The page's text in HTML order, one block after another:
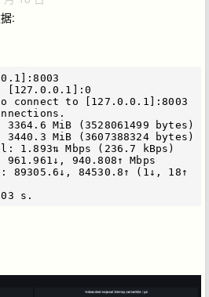
:
[127.0.0.1]:0
connect to [127.0.0.1]:8003
MiB (3528061499 bytes)
MiB (3607388324 bytes)
1.893⇅ Mbps (236.7 kBps)
940.808↑ Mbps
89305.6↓, 84530.8↑ (1↓, 18↑